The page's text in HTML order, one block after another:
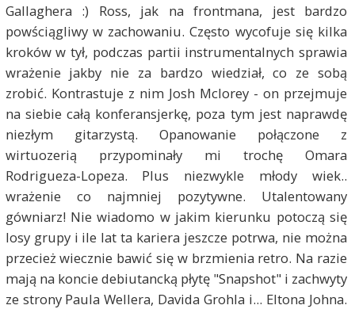
Gallaghera :) Ross, jak na frontmana, jest bardzo
powściągliwy w zachowaniu. Często wycofuje się kilka
kroków w tył, podczas partii instrumentalnych sprawia
wrażenie jakby nie za bardzo wiedział, co ze sobą
zrobić. Kontrastuje z nim Josh Mclorey - on przejmuje
na siebie całą konferansjerkę, poza tym jest naprawdę
niezłym gitarzystą. Opanowanie połączone z
wirtuozerią przypominały mi trochę Omara
Rodrigueza-Lopeza. Plus niezwykle młody wiek..
wrażenie co najmniej pozytywne. Utalentowany
gówniarz! Nie wiadomo w jakim kierunku potoczą się
losy grupy i ile lat ta kariera jeszcze potrwa, nie można
przecież wiecznie bawić się w brzmienia retro. Na razie
mają na koncie debiutancką płytę "Snapshot" i zachwyty
ze strony Paula Wellera, Davida Grohla i... Eltona Johna.